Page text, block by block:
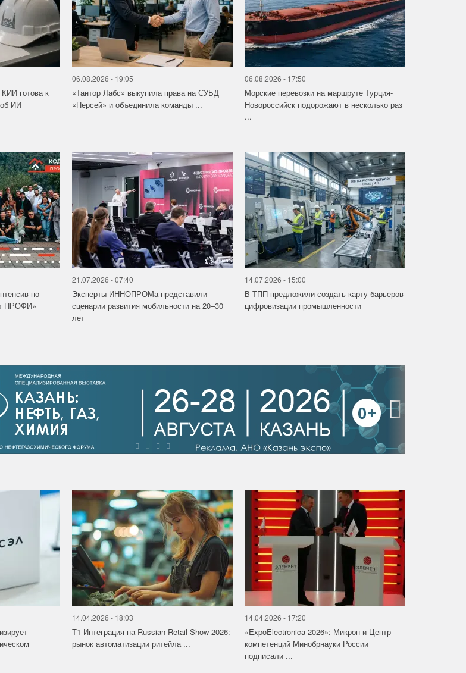
готова к
ИИ
06.08.2026 - 19:05
«Тантор Лабс» выкупила права на СУБД
«Персей» и объединила команды ...
06.08.2026 - 17:50
Морские перевозки на маршруте Турция-
Новороссийск подорожают в несколько раз
...
по
ПРОФИ»
21.07.2026 - 07:40
Эксперты ИННОПРОМа представили
сценарии развития мобильности на 20–30
лет
14.07.2026 - 15:00
В ТПП предложили создать карту барьеров
цифровизации промышленности
›
14.04.2026 - 18:03
Т1 Интеграция на Russian Retail Show 2026:
рынок автоматизации ритейла ...
14.04.2026 - 17:20
«ExpoElectronica 2026»: Микрон и Центр
компетенций Минобрнауки России
подписали ...